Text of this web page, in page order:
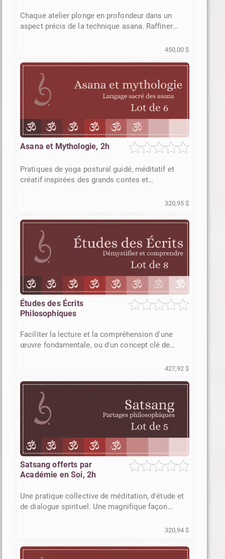
Chaque atelier plonge en profondeur dans un
aspect précis de la technique asana. Raffiner
450,00 $
Asana et Mythologie, 2h
Pratiques de yoga postural guidé, méditatif et
créatif inspirées des grands contes et
320,95 $
Études des Écrits
Philosophiques
Faciliter la lecture et la compréhension d'une
œuvre fondamentale, ou d'un concept clé de
427,92 $
Satsang offerts par
Académie en Soi, 2h
Une pratique collective de méditation, d'étude et
de dialogue spirituel. Une magnifique façon
320,94 $